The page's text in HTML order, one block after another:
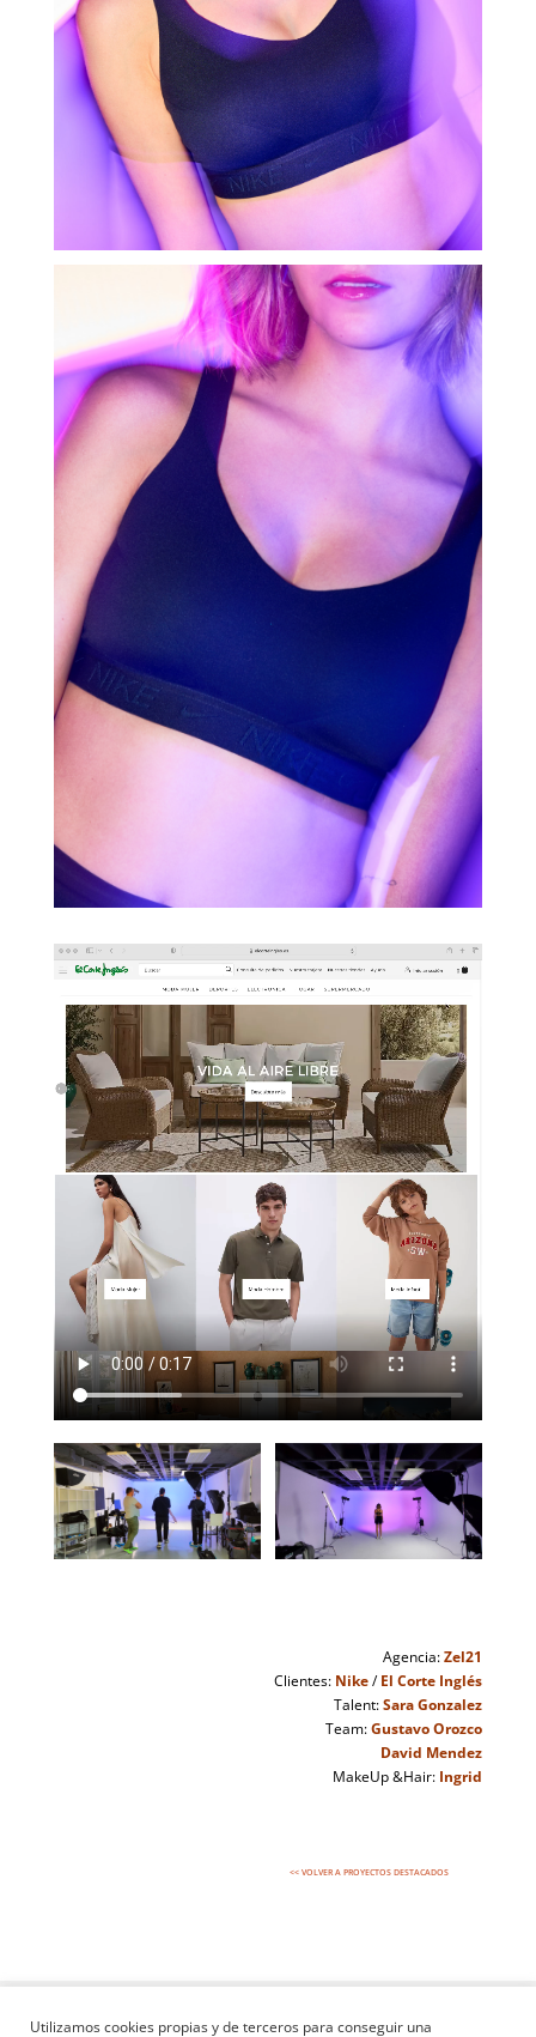
Agencia:Zel21
Clientes: Nike/El Corte Inglés
Talent:Sara Gonzalez
Team:Gustavo Orozco
David Mendez
MakeUp &Hair: Ingrid
<< VOLVER A PROYECTOS DESTACADOS
Utilizamos cookies propias y de terceros para conseguir una